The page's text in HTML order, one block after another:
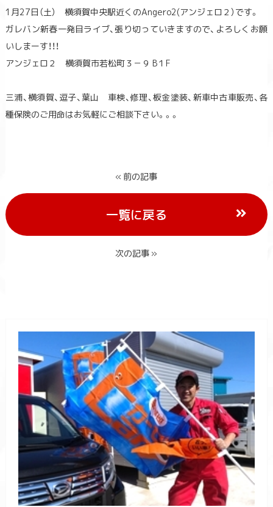
1月27日（土） 横須賀中央駅近くのAngero2(アンジェロ２）です。
ガレバン新春一発目ライブ、張り切っていきますので、よろしくお願
いしまーす！！！
アンジェロ２ 横須賀市若松町３－９ B１F
三浦、横須賀、逗子、葉山 車検、修理、板金塗装、新車中古車販売、各
種保険のご用命はお気軽にご相談下さい。。。
« 前の記事
一覧に戻る
次の記事 »